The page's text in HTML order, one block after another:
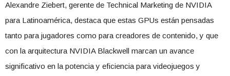
Alexandre Ziebert, gerente de Technical Marketing de NVIDIA
para Latinoamérica, destaca que estas GPUs están pensadas
tanto para jugadores como para creadores de contenido, y que
con la arquitectura NVIDIA Blackwell marcan un avance
significativo en la potencia y eficiencia para videojuegos y